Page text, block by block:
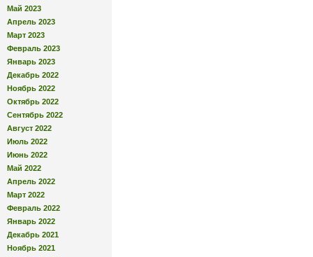
Май 2023
Апрель 2023
Март 2023
Февраль 2023
Январь 2023
Декабрь 2022
Ноябрь 2022
Октябрь 2022
Сентябрь 2022
Август 2022
Июль 2022
Июнь 2022
Май 2022
Апрель 2022
Март 2022
Февраль 2022
Январь 2022
Декабрь 2021
Ноябрь 2021